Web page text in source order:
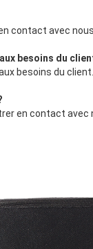
contact avec
besoins du
besoins du client.
en contact